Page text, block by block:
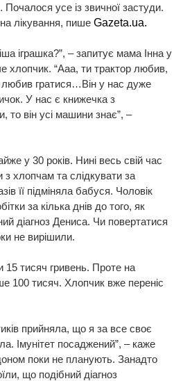
усе із звичної застуди.
лікування, пише Gazeta.ua.
іграшка?”, – запитує мама Інна у
хлопчик. “Ааа, ти трактор любив,
гратися…Він у нас дуже
У нас є книжечка з
він усі машини знає”, –
у 30 років. Нині весь свій час
з хлопчам та слідкувати за
її підміняла бабуся. Чоловік
за кілька днів до того, як
діагноз Дениса. Чи повертатися
не вирішили.
15 тисяч гривень. Проте на
100 тисяч. Хлопчик вже переніс
прийняла, що я за все своє
Імунітет посаджений”, – каже
поки не планують. Занадто
що подібний діагноз